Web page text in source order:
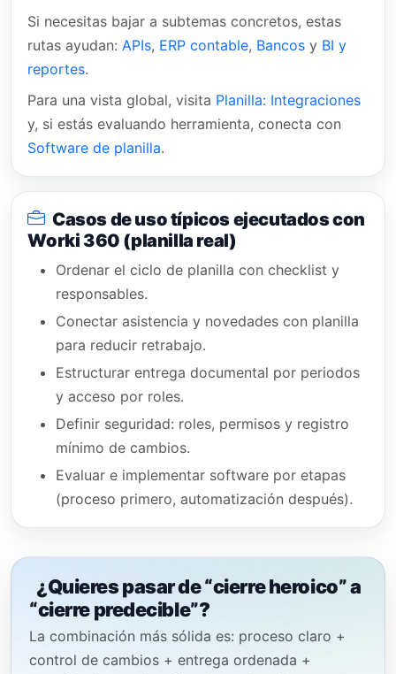
Si necesitas bajar a subtemas concretos, estas
rutas ayudan: APIs, ERP contable, Bancos y BI y
reportes.
Para una vista global, visita Planilla: Integraciones
y, si estás evaluando herramienta, conecta con
Software de planilla.
Casos de uso típicos ejecutados con
Worki 360 (planilla real)
Ordenar el ciclo de planilla con checklist y
responsables.
Conectar asistencia y novedades con planilla
para reducir retrabajo.
Estructurar entrega documental por periodos
y acceso por roles.
Definir seguridad: roles, permisos y registro
mínimo de cambios.
Evaluar e implementar software por etapas
(proceso primero, automatización después).
¿Quieres pasar de “cierre heroico” a
“cierre predecible”?
La combinación más sólida es: proceso claro +
control de cambios + entrega ordenada +